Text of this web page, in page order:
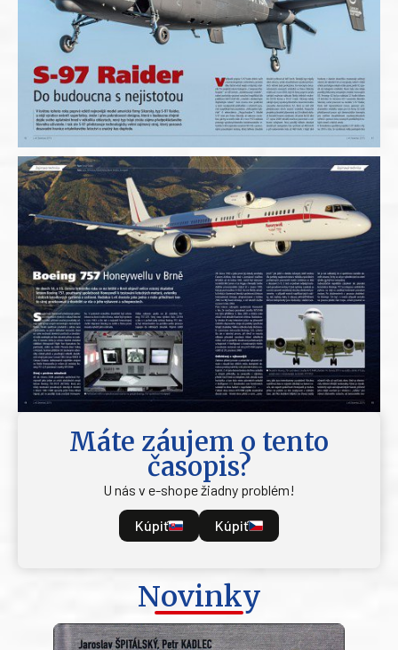
Máte záujem o tento
časopis?
U nás v e-shope žiadny problém!
Kúpiť Kúpiť
Novinky